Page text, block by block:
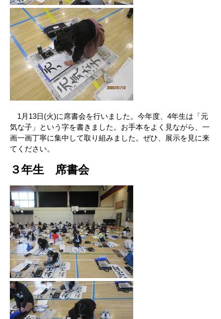
1月13日(火)に席書会を行いました。今年度、4年生は「元
気な子」という字を書きました。お手本をよく見ながら、一
画一画丁寧に集中して取り組みました。ぜひ、展示を見に来
てください。
３年生 席書会